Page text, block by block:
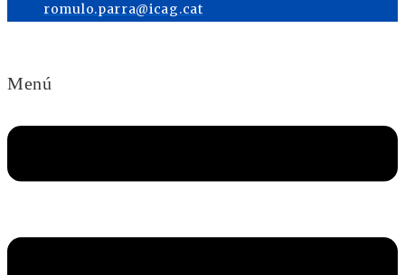
romulo.parra@icag.cat
Menú